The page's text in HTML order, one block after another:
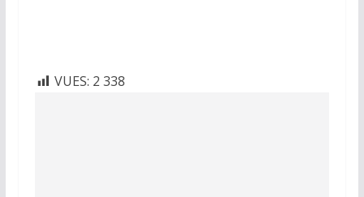
VUES: 2 338